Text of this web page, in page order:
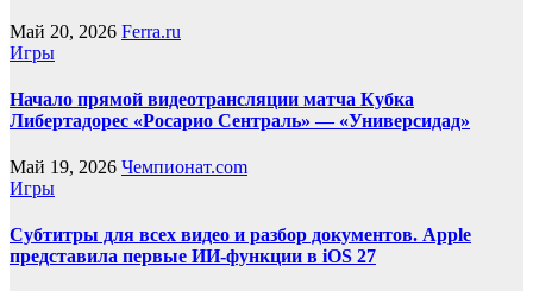
Май 20, 2026 Ferra.ru
Игры
Начало прямой видеотрансляции матча Кубка
Либертадорес «Росарио Сентраль» — «Универсидад»
Май 19, 2026 Чемпионат.com
Игры
Субтитры для всех видео и разбор документов. Apple
представила первые ИИ-функции в iOS 27